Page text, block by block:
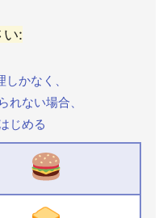
い:
かなく、
れない場合、
じめる